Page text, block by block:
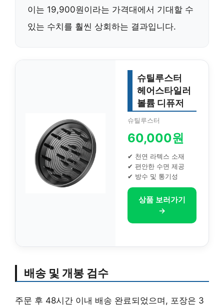
이는 19,900원이라는 가격대에서 기대할 수
있는 수치를 훨씬 상회하는 결과입니다.
슈틸루스터
헤어스타일러
볼륨 디퓨저
슈틸루스터
60,000원
✔ 천연 라텍스 소재
✔ 편안한 수면 제공
✔ 방수 및 통기성
상품 보러가기
→
배송 및 개봉 검수
주문 후 48시간 이내 배송 완료되었으며, 포장은 3